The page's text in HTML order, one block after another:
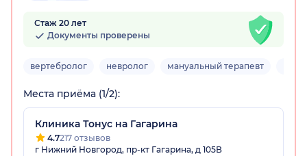
Стаж 20 лет
Документы проверены
вертебролог невролог мануальный терапевт
Места приёма (1/2):
Клиника Тонус на Гагарина
4.7217 отзывов
г Нижний Новгород, пр-кт Гагарина, д 105В